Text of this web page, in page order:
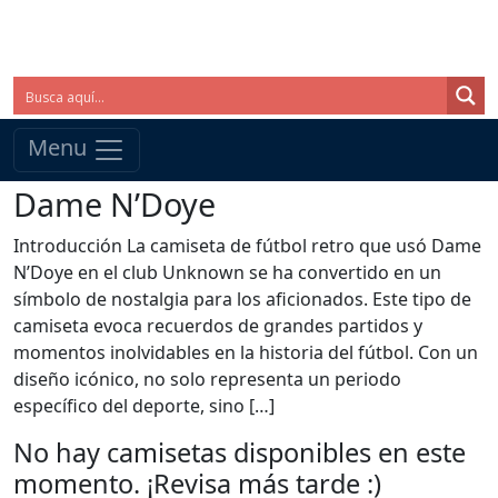
Menu
Dame N’Doye
Introducción La camiseta de fútbol retro que usó Dame
N’Doye en el club Unknown se ha convertido en un
símbolo de nostalgia para los aficionados. Este tipo de
camiseta evoca recuerdos de grandes partidos y
momentos inolvidables en la historia del fútbol. Con un
diseño icónico, no solo representa un periodo
específico del deporte, sino […]
No hay camisetas disponibles en este
momento. ¡Revisa más tarde :)